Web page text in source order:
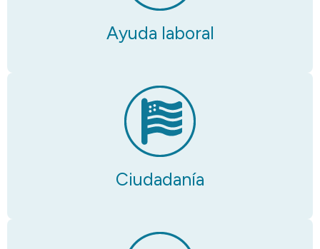
Ayuda laboral
Ciudadanía